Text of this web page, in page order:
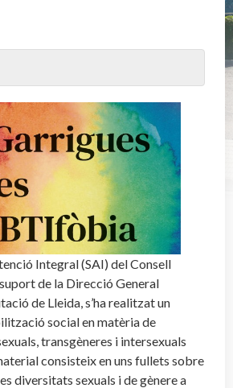
Integral (SAI) del Consell
de la Direcció General
de Lleida, s’ha realitzat un
social en matèria de
transgèneres i intersexuals
consisteix en uns fullets sobre
diversitats sexuals i de gènere a